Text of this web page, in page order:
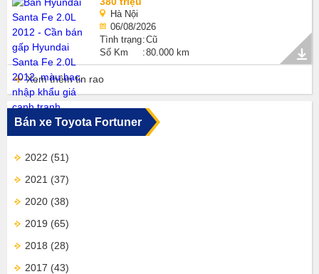
Hà Nội
06/08/2026
Tình trạng Cũ
Số Km
80.000 km
Xem thêm tin rao
Bán xe Toyota Fortuner
2022 (51)
2021 (37)
2020 (38)
2019 (65)
2018 (28)
2017 (43)